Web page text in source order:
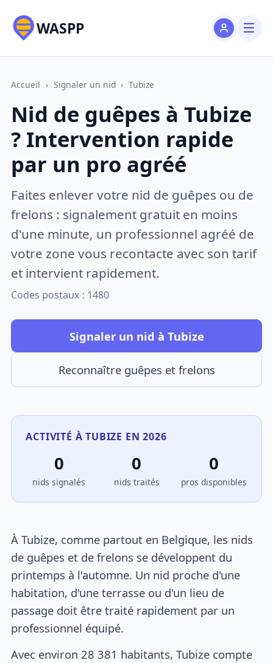
WASPP
Accueil › Signaler un nid › Tubize
Nid de guêpes à Tubize
? Intervention rapide
par un pro agréé
Faites enlever votre nid de guêpes ou de
frelons : signalement gratuit en moins
d'une minute, un professionnel agréé de
votre zone vous recontacte avec son tarif
et intervient rapidement.
Codes postaux : 1480
Signaler un nid à Tubize
Reconnaître guêpes et frelons
ACTIVITÉ À TUBIZE EN 2026
0
nids signalés
0
nids traités
0
pros disponibles
À Tubize, comme partout en Belgique, les nids
de guêpes et de frelons se développent du
printemps à l'automne. Un nid proche d'une
habitation, d'une terrasse ou d'un lieu de
passage doit être traité rapidement par un
professionnel équipé.
Avec environ 28 381 habitants, Tubize compte